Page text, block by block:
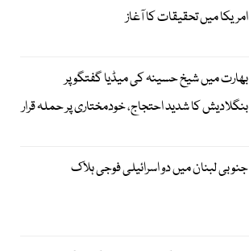
امریکا میں تحقیقات کا آغاز
بھارت میں شیخ حسینہ کی میڈیا گفتگو پر
بنگلادیش کا شدید احتجاج، خودمختاری پر حملہ قرار
جنوبی لبنان میں دو اسرائیلی فوجی ہلاک